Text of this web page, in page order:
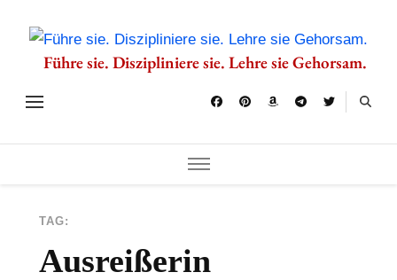
Führe sie. Diszipliniere sie. Lehre sie Gehorsam.
TAG:
Ausreißerin